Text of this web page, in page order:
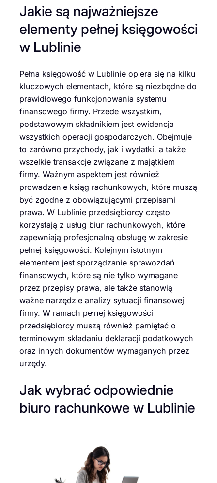
Jakie są najważniejsze
elementy pełnej księgowości
w Lublinie
Pełna księgowość w Lublinie opiera się na kilku
kluczowych elementach, które są niezbędne do
prawidłowego funkcjonowania systemu
finansowego firmy. Przede wszystkim,
podstawowym składnikiem jest ewidencja
wszystkich operacji gospodarczych. Obejmuje
to zarówno przychody, jak i wydatki, a także
wszelkie transakcje związane z majątkiem
firmy. Ważnym aspektem jest również
prowadzenie ksiąg rachunkowych, które muszą
być zgodne z obowiązującymi przepisami
prawa. W Lublinie przedsiębiorcy często
korzystają z usług biur rachunkowych, które
zapewniają profesjonalną obsługę w zakresie
pełnej księgowości. Kolejnym istotnym
elementem jest sporządzanie sprawozdań
finansowych, które są nie tylko wymagane
przez przepisy prawa, ale także stanowią
ważne narzędzie analizy sytuacji finansowej
firmy. W ramach pełnej księgowości
przedsiębiorcy muszą również pamiętać o
terminowym składaniu deklaracji podatkowych
oraz innych dokumentów wymaganych przez
urzędy.
Jak wybrać odpowiednie
biuro rachunkowe w Lublinie